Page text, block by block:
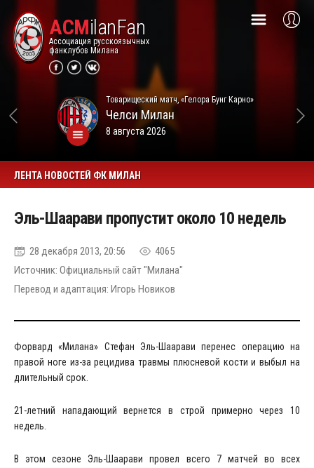
ACMilanFan
Ассоциация русскоязычных
фанклубов Милана
Товарищеский матч, «Гелора Бунг Карно»
ЧелсиМилан
8 августа 2026
ЛЕНТА НОВОСТЕЙ ФК МИЛАН
Эль-Шаарави пропустит около 10 недель
28 декабря 2013, 20:56
4065
Источник: Официальный сайт "Милана"
Перевод и адаптация: Игорь Новиков
Форвард «Милана» Стефан Эль-Шаарави перенес операцию на
правой ноге из-за рецидива травмы плюсневой кости и выбыл на
длительный срок.
21-летний нападающий вернется в строй примерно через 10
недель.
В этом сезоне Эль-Шаарави провел всего 7 матчей во всех